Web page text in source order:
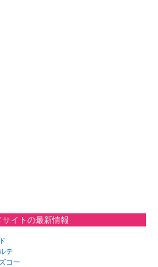
サイトの最新情報
テ
コー